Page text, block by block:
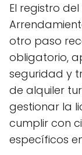
El registro
otro paso
obligatorio,
seguridad y
de alquiler
gestionar la
cumplir con
específicos